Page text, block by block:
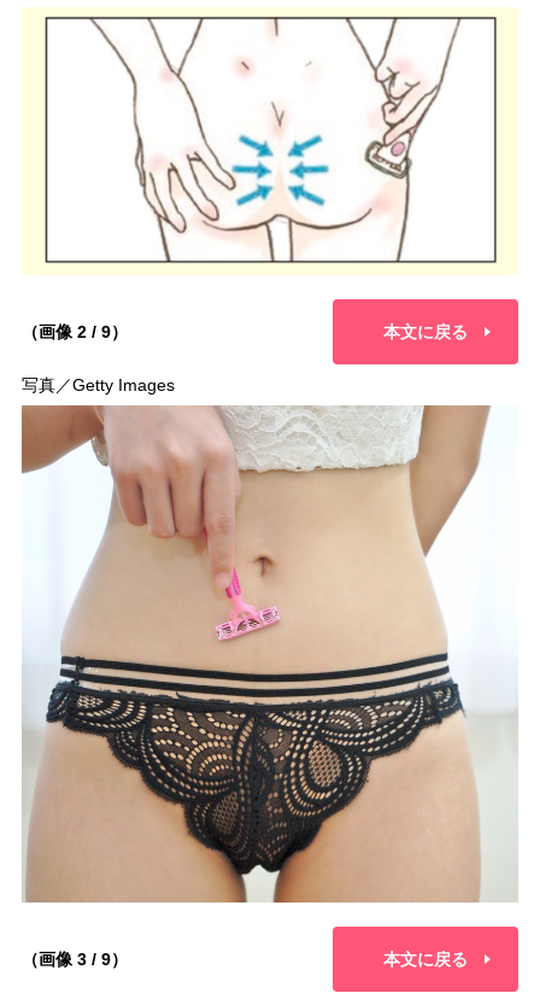
（画像 2 / 9） 本文に戻る
写真／Getty Images
（画像 3 / 9） 本文に戻る